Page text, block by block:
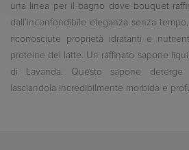
una linea per il bagno dove bouquet
dall’inconfondibile eleganza senza
riconosciute proprietà idratanti e
proteine del latte. Un raffinato sapone
di Lavanda. Questo sapone
lasciandola incredibilmente morbida e